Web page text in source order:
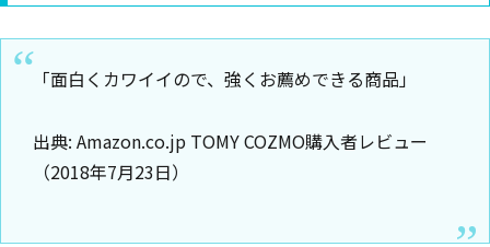
「面白くカワイイので、強くお薦めできる商品」
出典: Amazon.co.jp TOMY COZMO購入者レビュー
（2018年7月23日）